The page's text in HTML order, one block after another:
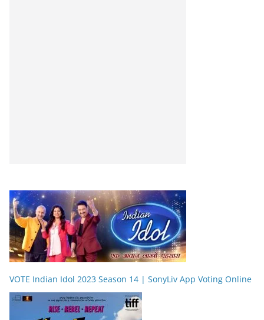
VOTE Indian Idol 2023 Season 14 | SonyLiv App Voting Online